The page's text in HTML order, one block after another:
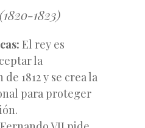
1823)
El rey es
la
1812 y se crea la
para proteger